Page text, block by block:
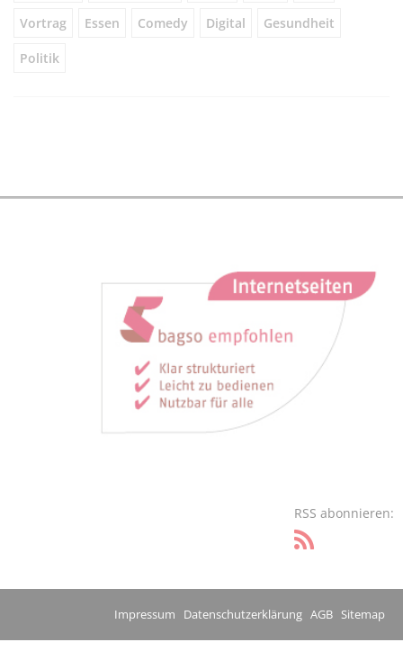
Vortrag Essen Comedy Digital Gesundheit
Politik
RSS abonnieren:
Impressum Datenschutzerklärung AGB Sitemap